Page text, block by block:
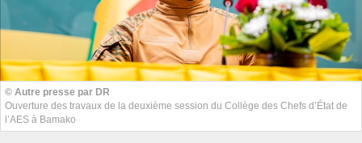
© Autre presse par DR
Ouverture des travaux de la deuxième session du Collège des Chefs d’État de
l’AES à Bamako